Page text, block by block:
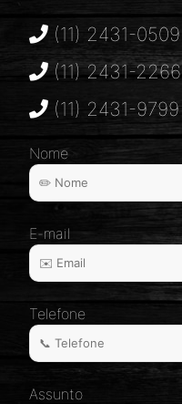
(11) 2431-0509
(11) 2431-2266
(11) 2431-9799
Nome
E-mail
Telefone
Assunto